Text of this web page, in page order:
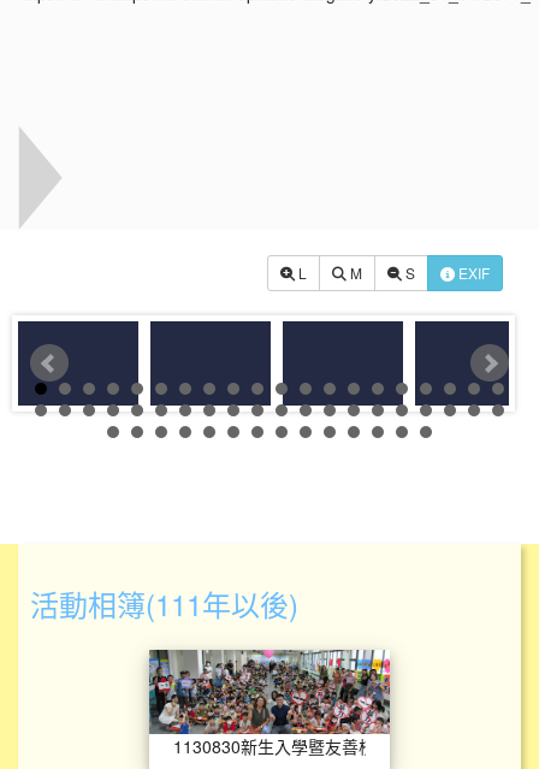
L M S EXIF
活動相簿(111年以後)
1130830新生入學
1130830新生入學暨友善校園